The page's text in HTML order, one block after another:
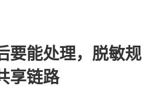
要能处理，脱敏
享链路